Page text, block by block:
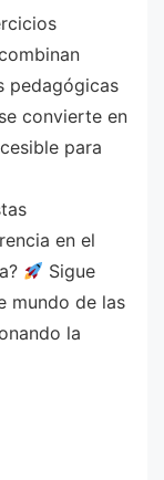
pedagógicas
convierte en
para
en el
Sigue
mundo de las
la